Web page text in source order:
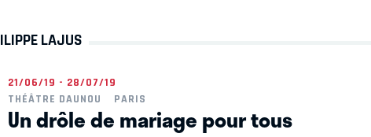
LAJUS
21/06/19 - 28/07/19
THÉÂTRE DAUNOU
PARIS
Un drôle de mariage pour tous